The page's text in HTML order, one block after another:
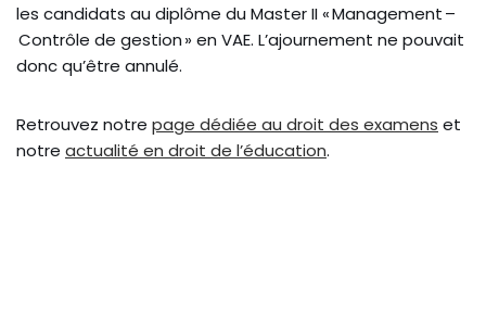
les candidats au diplôme du Master II « Management –
Contrôle de gestion » en VAE. L’ajournement ne pouvait
donc qu’être annulé.
Retrouvez notre page dédiée au droit des examens et
notre actualité en droit de l’éducation.